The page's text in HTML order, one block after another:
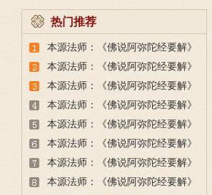
热门推荐
本源法师：《佛说阿弥陀经要解》
讲义 一
本源法师：《佛说阿弥陀经要解》
讲义 六
本源法师：《佛说阿弥陀经要解》
讲义 十一
本源法师：《佛说阿弥陀经要解》
讲义 十六
本源法师：《佛说阿弥陀经要解》
讲义 十五
本源法师：《佛说阿弥陀经要解》
讲义 二十三
本源法师：《佛说阿弥陀经要解》
讲义 十九
本源法师：《佛说阿弥陀经要解》